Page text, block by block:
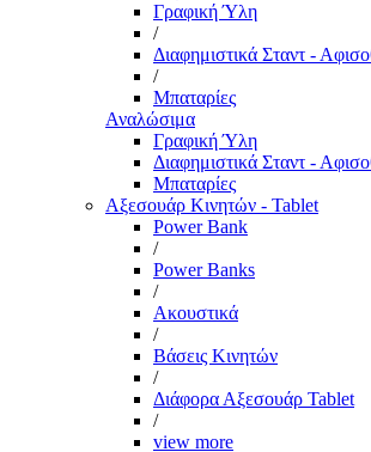
Γραφική Ύλη
/
Διαφημιστικά Σταντ -
/
Μπαταρίες
Αναλώσιμα
Γραφική Ύλη
Διαφημιστικά Σταντ -
Μπαταρίες
Αξεσουάρ Κινητών - Tablet
Power Bank
/
Power Banks
/
Ακουστικά
/
Βάσεις Κινητών
/
Διάφορα Αξεσουάρ Tablet
/
view more